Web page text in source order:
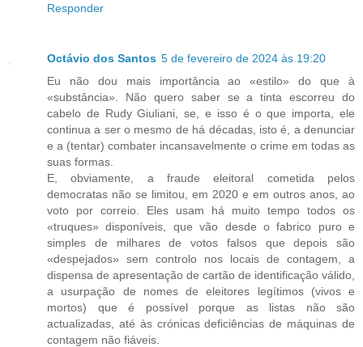
Responder
Octávio dos Santos 5 de fevereiro de 2024 às 19:20
Eu não dou mais importância ao «estilo» do que à
«substância». Não quero saber se a tinta escorreu do
cabelo de Rudy Giuliani, se, e isso é o que importa, ele
continua a ser o mesmo de há décadas, isto é, a denunciar
e a (tentar) combater incansavelmente o crime em todas as
suas formas.
E, obviamente, a fraude eleitoral cometida pelos
democratas não se limitou, em 2020 e em outros anos, ao
voto por correio. Eles usam há muito tempo todos os
«truques» disponíveis, que vão desde o fabrico puro e
simples de milhares de votos falsos que depois são
«despejados» sem controlo nos locais de contagem, a
dispensa de apresentação de cartão de identificação válido,
a usurpação de nomes de eleitores legítimos (vivos e
mortos) que é possível porque as listas não são
actualizadas, até às crónicas deficiências de máquinas de
contagem não fiáveis.